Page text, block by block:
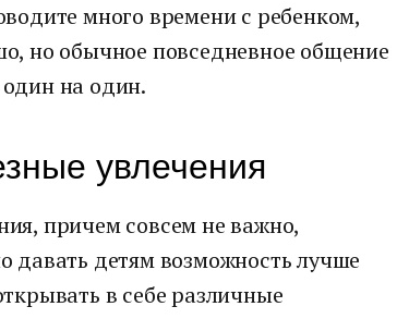
много времени с ребенком,
но обычное повседневное общение
один на один.
увлечения
причем совсем не важно,
давать детям возможность лучше
в себе различные